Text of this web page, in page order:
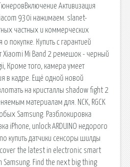
Активизация
930i нажимаем. slanet-
частных и коммерческих
покупке. Купить с гарантией
Xiaomi Mi Band 2 ремешок - черный
Кроме того, камера умеет
в кадре. Ещё одной новой
на кристаллы shadow fight 2
материалам для. NCK, RGCK
Samsung. Разблокировка
iPhone, unlock ARDUINO недорого
купить датчики сенсоры шилды
the latest in electronic smart
Find the next big thing